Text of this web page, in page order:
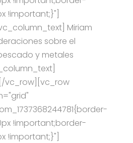
!important;}"]
Miriam
sobre el
y metales
vc_row][vc_row
!important;border-
!important;}"]